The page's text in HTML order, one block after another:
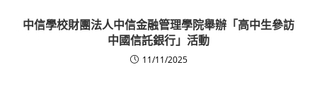
中信學校財團法人中信金融管理學院舉辦「高中生參訪
中國信託銀行」活動
11/11/2025